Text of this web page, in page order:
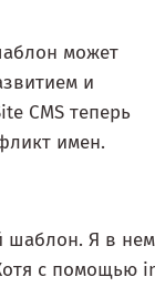
может
и
CMS теперь
имен.
шаблон. Я в нем
с помощью